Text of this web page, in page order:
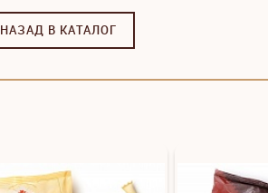
НАЗАД В КАТАЛОГ